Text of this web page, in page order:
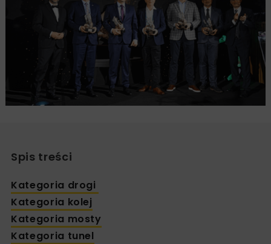
Spis treści
Kategoria drogi
Kategoria kolej
Kategoria mosty
Kategoria tunel